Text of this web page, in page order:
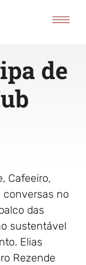
de
Cafeeiro,
conversas no
das
sustentável
Elias
Rezende